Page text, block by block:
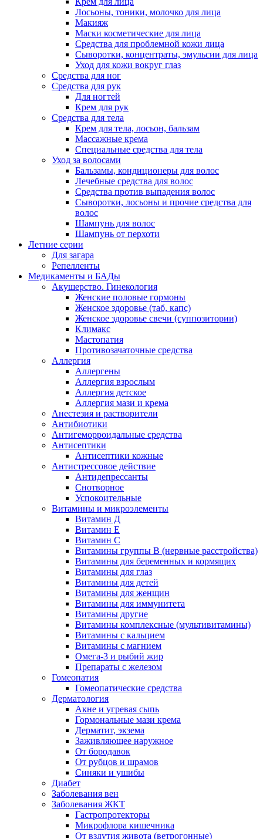
Лосьоны, тоники, молочко для лица
Макияж
Маски косметические для лица
Средства для проблемной кожи лица
Сыворотки, концентраты, эмульсии для лица
Уход для кожи вокруг глаз
Средства для ног
Средства для рук
Для ногтей
Крем для рук
Средства для тела
Крем для тела, лосьон, бальзам
Массажные крема
Специальные средства для тела
Уход за волосами
Бальзамы, кондиционеры для волос
Лечебные средства для волос
Средства против выпадения волос
Сыворотки, лосьоны и прочие средства для
волос
Шампунь для волос
Шампунь от перхоти
Летние серии
Для загара
Репелленты
Медикаменты и БАДы
Акушерство. Гинекология
Женские половые гормоны
Женское здоровье (таб, капс)
Женское здоровье свечи (суппозитории)
Климакс
Мастопатия
Противозачаточные средства
Аллергия
Аллергены
Аллергия взрослым
Аллергия детское
Аллергия мази и крема
Анестезия и растворители
Антибиотики
Антигеморроидальные средства
Антисептики
Антисептики кожные
Антистрессовое действие
Антидепрессанты
Снотворное
Успокоительные
Витамины и микроэлементы
Витамин Д
Витамин Е
Витамин С
Витамины группы В (нервные расстройства)
Витамины для беременных и кормящих
Витамины для глаз
Витамины для детей
Витамины для женщин
Витамины для иммунитета
Витамины другие
Витамины комплексные (мультивитамины)
Витамины с кальцием
Витамины с магнием
Омега-3 и рыбий жир
Препараты с железом
Гомеопатия
Гомеопатические средства
Дерматология
Акне и угревая сыпь
Гормональные мази крема
Дерматит, экзема
Заживляющее наружное
От бородавок
От рубцов и шрамов
Синяки и ушибы
Диабет
Заболевания вен
Заболевания ЖКТ
Гастропротекторы
Микрофлора кишечника
От вздутия живота (ветрогонные)